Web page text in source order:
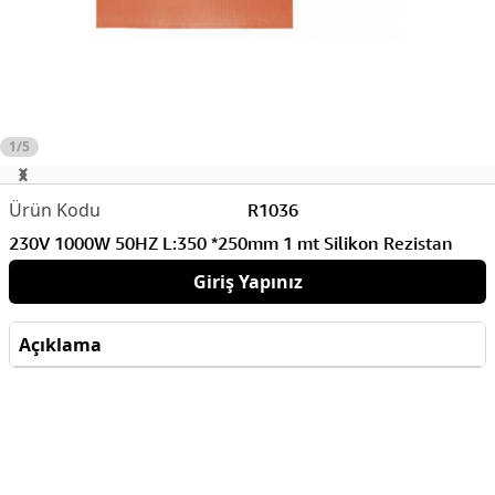
1/5
R1036
230V 1000W 50HZ L:350 *250mm 1 mt Silikon Rezistan
Giriş Yapınız
Açıklama